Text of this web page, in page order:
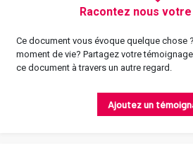
Racontez nous
Ce document vous évoque quelque chose
moment de vie? Partagez votre
ce document à travers un autre regard.
Ajoutez un